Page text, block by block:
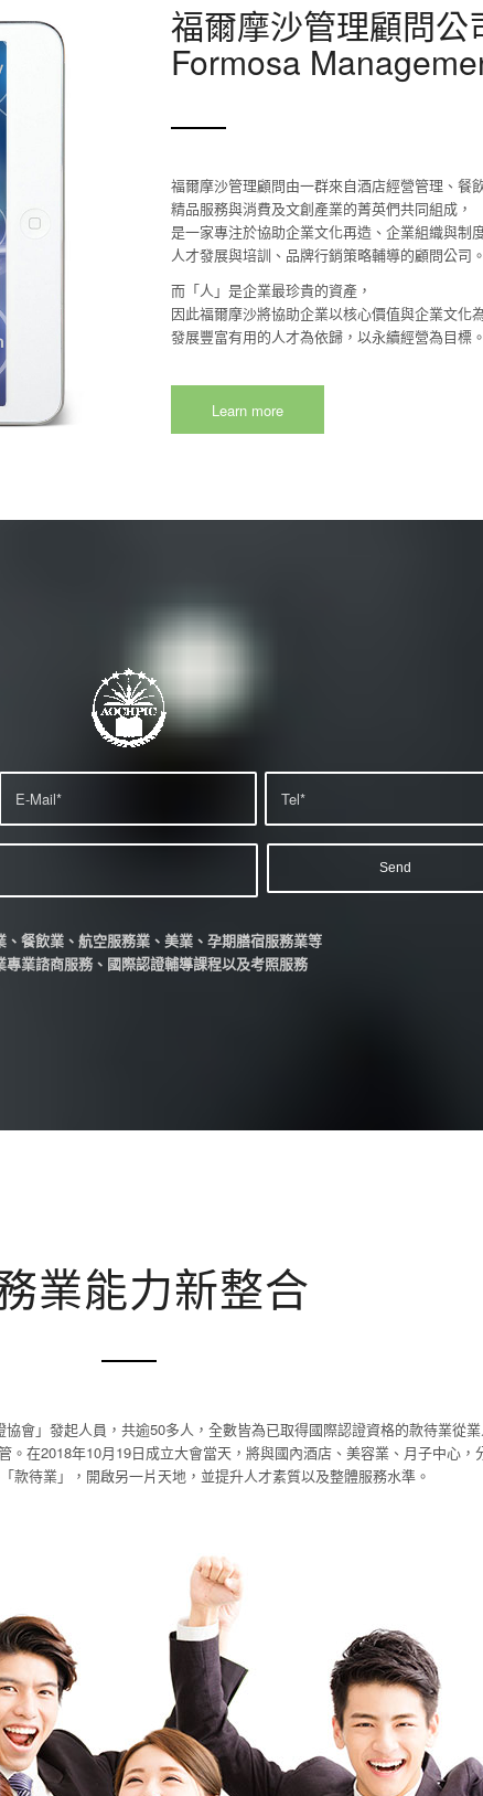
福爾摩沙管理顧問公
Formosa
福爾摩沙管理顧問由一群來自酒店經營管理、餐
精品服務與消費及文創產業的菁英們共同組成，
是一家專注於協助企業文化再造、企業組織與制
人才發展與培訓、品牌行銷策略輔導的顧問公司。
而「人」是企業最珍貴的資產，
因此福爾摩沙將協助企業以核心價值與企業文化
發展豐富有用的人才為依歸，以永續經營為目標。
Learn more
、餐飲業、航空服務業、美業、孕期膳宿服務業等
專業諮商服務、國際認證輔導課程以及考照服務
業能力新整合
協會」發起人員，共逾50多人，全數皆為已取得國際認證資格的款待業從業
。在2018年10月19日成立大會當天，將與國內酒店、美容業、月子中心，
款待業」，開啟另一片天地，並提升人才素質以及整體服務水準。